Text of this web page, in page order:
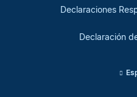
Declaraciones
Declaración